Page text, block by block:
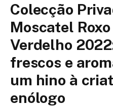
Colecção
Moscatel Roxo
Verdelho
frescos e
um hino à
enólogo